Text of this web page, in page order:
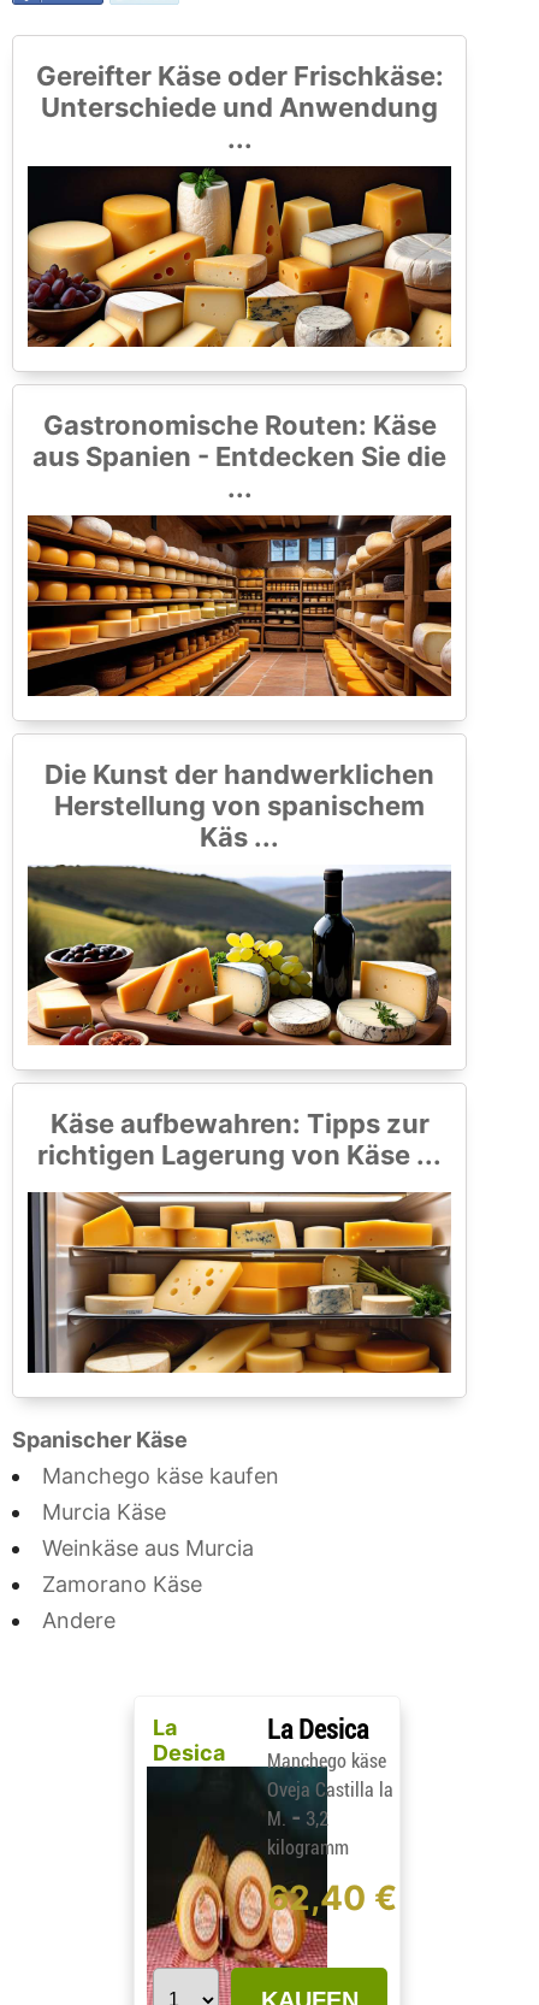
Gereifter Käse oder Frischkäse:
Unterschiede und Anwendung
...
Gastronomische Routen: Käse
aus Spanien - Entdecken Sie die
...
Die Kunst der handwerklichen
Herstellung von spanischem
Käs ...
Käse aufbewahren: Tipps zur
richtigen Lagerung von Käse ...
Spanischer Käse
Manchego käse kaufen
Murcia Käse
Weinkäse aus Murcia
Zamorano Käse
Andere
La
Desica
La Desica
Manchego käse
Oveja Castilla la
M. - 3,2
kilogramm
62,40 €